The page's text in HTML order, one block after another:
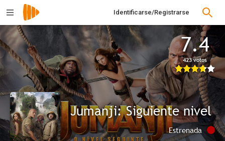
Identificarse/Registrarse
7.4
423 votos
Jumanji: Siguiente nivel
Estrenada